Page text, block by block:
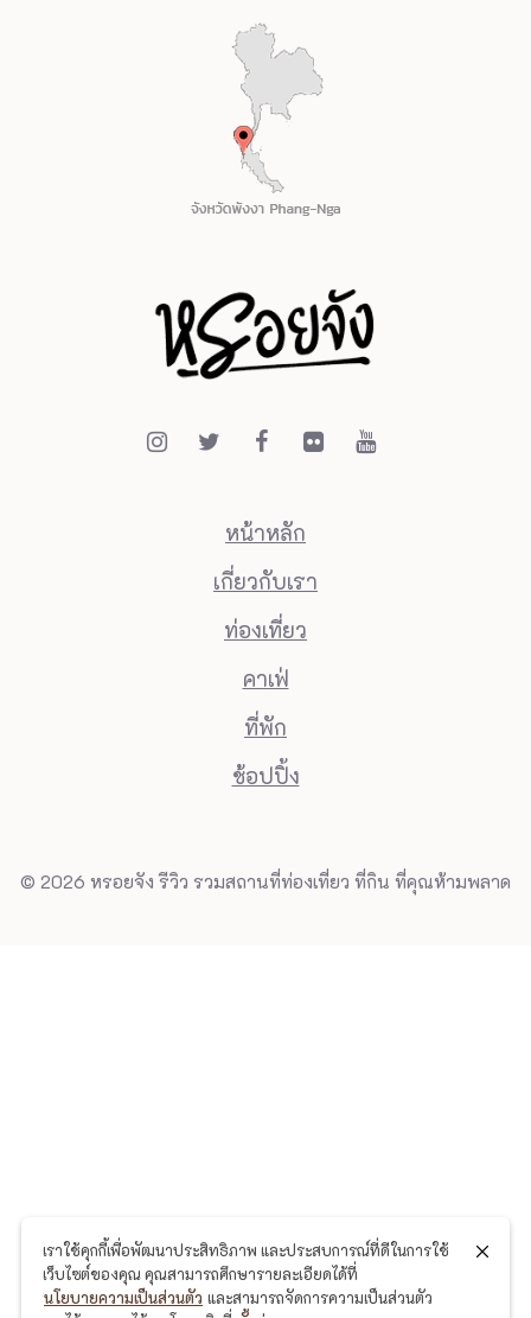
หน้าหลัก
เกี่ยวกับเรา
ท่องเที่ยว
คาเฟ่
ที่พัก
ช้อปปิ้ง
© 2026 หรอยจัง รีวิว รวมสถานที่ท่องเที่ยว ที่กิน ที่คุณห้ามพลาด
เราใช้คุกกี้เพื่อพัฒนาประสิทธิภาพ และประสบการณ์ที่ดีในการใช้
เว็บไซต์ของคุณ คุณสามารถศึกษารายละเอียดได้ที่
นโยบายความเป็นส่วนตัว และสามารถจัดการความเป็นส่วนตัว